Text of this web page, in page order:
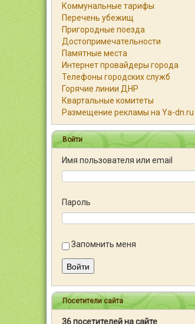
Коммунальные тарифы
Перечень убежищ
Пригородные поезда
Достопримечательности
Памятные места
Интернет провайдеры города
Телефоны городских служб
Горячие линии ДНР
Квартальные комитеты
Размещение рекламы на Ya-dn.ru
Войти
Имя пользователя или email
Пароль
Запомнить меня
Войти
Посетители сайта
36 посетителей на сайте